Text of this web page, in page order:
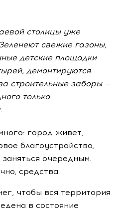
столицы уже
свежие газоны,
детские площадки
демонтируются
строительные заборы —
только
город живет,
благоустройство,
очередным.
средства.
чтобы вся территория
в состояние